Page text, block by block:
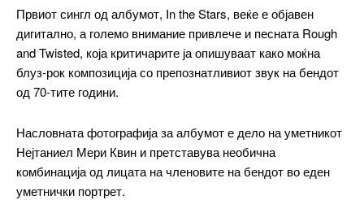
Првиот сингл од албумот, In the Stars, веќе е објавен
дигитално, а големо внимание привлече и песната Rough
and Twisted, која критичарите ја опишуваат како моќна
блуз-рок композиција со препознатливиот звук на бендот
од 70-тите години.
Насловната фотографија за албумот е дело на уметникот
Нејтаниел Мери Квин и претставува необична
комбинација од лицата на членовите на бендот во еден
уметнички портрет.